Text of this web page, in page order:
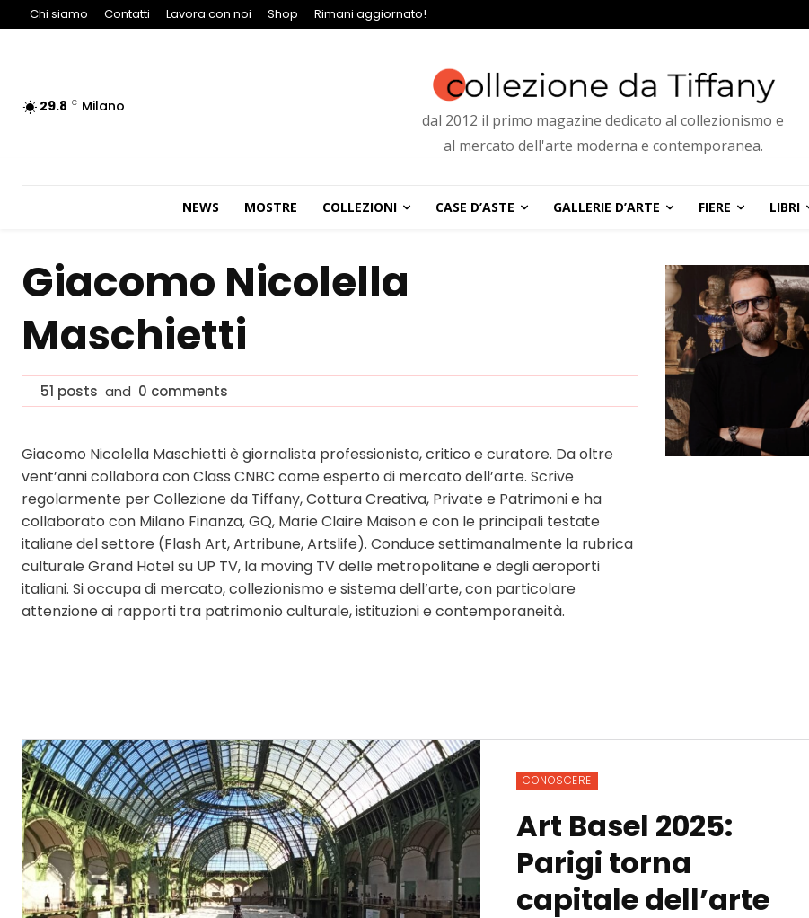
Chi siamo Contatti Lavora con noi Shop Rimani aggiornato!
29.8 C Milano
dal 2012 il primo magazine dedicato al collezionismo e
al mercato dell'arte moderna e contemporanea.
NEWS MOSTRE COLLEZIONI CASE D’ASTE GALLERIE D’ARTE FIERE LIBRI
Giacomo Nicolella
Maschietti
51 posts and 0 comments
Giacomo Nicolella Maschietti è giornalista professionista, critico e curatore. Da oltre
vent’anni collabora con Class CNBC come esperto di mercato dell’arte. Scrive
regolarmente per Collezione da Tiffany, Cottura Creativa, Private e Patrimoni e ha
collaborato con Milano Finanza, GQ, Marie Claire Maison e con le principali testate
italiane del settore (Flash Art, Artribune, Artslife). Conduce settimanalmente la rubrica
culturale Grand Hotel su UP TV, la moving TV delle metropolitane e degli aeroporti
italiani. Si occupa di mercato, collezionismo e sistema dell’arte, con particolare
attenzione ai rapporti tra patrimonio culturale, istituzioni e contemporaneità.
CONOSCERE
Art Basel 2025:
Parigi torna
capitale dell’arte